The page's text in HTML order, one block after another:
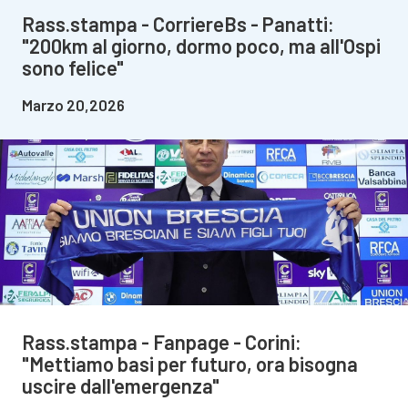
Rass.stampa - CorriereBs - Panatti:
"200km al giorno, dormo poco, ma all'Ospi
sono felice"
Marzo 20,2026
Rass.stampa - Fanpage - Corini:
"Mettiamo basi per futuro, ora bisogna
uscire dall'emergenza"